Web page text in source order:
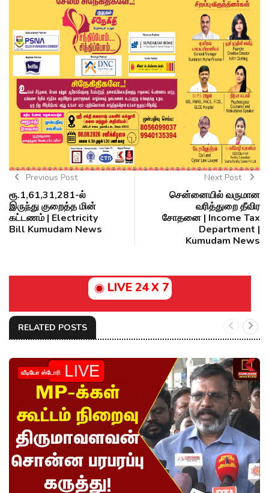
Previous Post
ரூ.1,61,31,281-ல்
இருந்து குறைத்த மின்
கட்டணம் | Electricity
Bill Kumudam News
Next Post
சென்னையில் வருமான
வரித்துறை தீவிர
சோதனை | Income Tax
Department |
Kumudam News
LIVE 24 X 7
RELATED POSTS
வீடியோ ஸ்டோரி